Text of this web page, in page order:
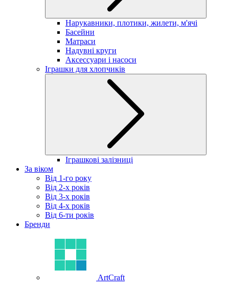
Нарукавники, плотики, жилети, м'ячі
Басейни
Матраси
Надувні круги
Аксессуари і насоси
Іграшки для хлопчиків
Іграшкові залізниці
За віком
Від 1-го року
Від 2-х років
Від 3-х років
Від 4-х років
Від 6-ти років
Бренди
ArtCraft